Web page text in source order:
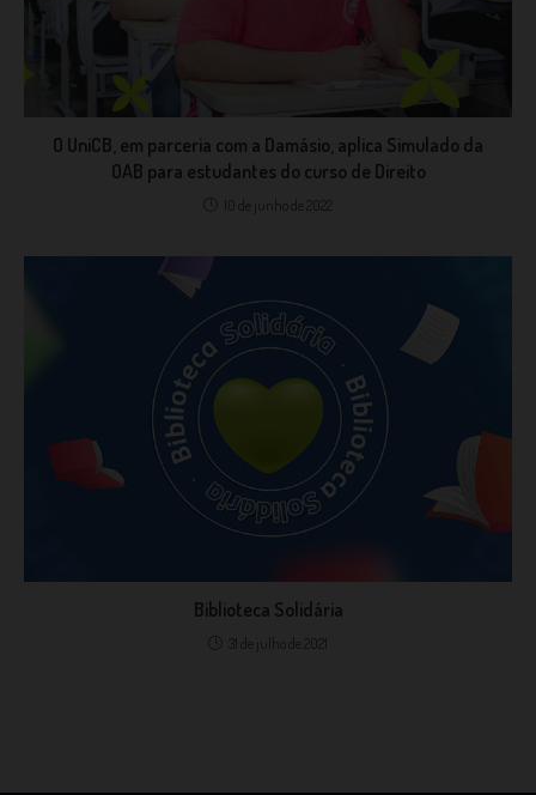
O UniCB, em parceria com a Damásio, aplica Simulado da
OAB para estudantes do curso de Direito
10 de junho de 2022
Biblioteca Solidária
31 de julho de 2021